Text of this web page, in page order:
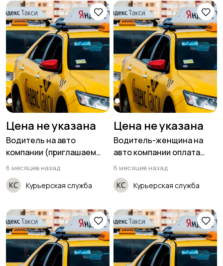
Цена не указана
Водитель на авто
компании (приглашаем
женщин)
6 месяцев назад
Курьерская служба
Цена не указана
Водитель-женщина на
авто компании оплата
ежедневно
6 месяцев назад
Курьерская служба